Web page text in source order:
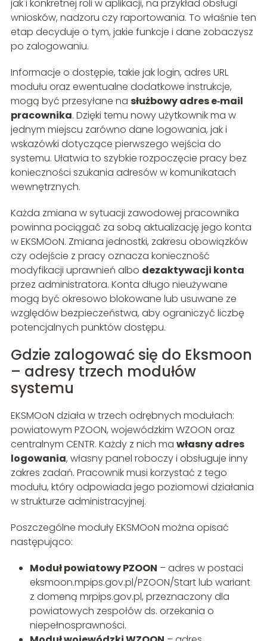
jak i konkretnej roli w aplikacji, na przykład obsługi
wniosków, nadzoru czy raportowania. To właśnie ten
etap decyduje o tym, jakie funkcje i dane zobaczysz
po zalogowaniu.
Informacje o dostępie, takie jak login, adres URL
modułu oraz ewentualne dodatkowe instrukcje,
mogą być przesyłane na służbowy adres e‑mail
pracownika. Dzięki temu nowy użytkownik ma w
jednym miejscu zarówno dane logowania, jak i
wskazówki dotyczące pierwszego wejścia do
systemu. Ułatwia to szybkie rozpoczęcie pracy bez
konieczności szukania adresów w komunikatach
wewnętrznych.
Każda zmiana w sytuacji zawodowej pracownika
powinna pociągać za sobą aktualizację jego konta
w EKSMOoN. Zmiana jednostki, zakresu obowiązków
czy odejście z pracy oznacza konieczność
modyfikacji uprawnień albo dezaktywacji konta
przez administratora. Konta długo nieużywane
mogą być okresowo blokowane lub usuwane ze
względów bezpieczeństwa, aby ograniczyć liczbę
potencjalnych punktów dostępu.
Gdzie zalogować się do Eksmoon
– adresy trzech modułów
systemu
EKSMOoN działa w trzech odrębnych modułach:
powiatowym PZOON, wojewódzkim WZOON oraz
centralnym CENTR. Każdy z nich ma własny adres
logowania, własny panel roboczy i obsługuje inny
zakres zadań. Pracownik musi korzystać z tego
modułu, który odpowiada jego poziomowi działania
w strukturze administracyjnej.
Poszczególne moduły EKSMOoN można opisać
następująco:
Moduł powiatowy PZOON – adres w postaci
eksmoon.mpips.gov.pl/PZOON/Start lub wariant
z domeną mrpips.gov.pl, przeznaczony dla
powiatowych zespołów ds. orzekania o
niepełnosprawności.